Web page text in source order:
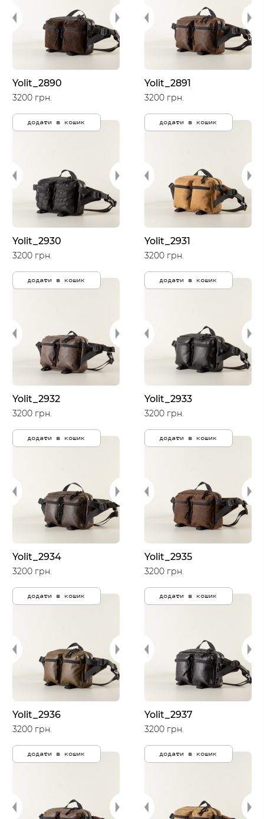
Yolit_2890
3200 грн.
додати в кошик
Yolit_2891
3200 грн.
додати в кошик
Yolit_2930
3200 грн.
додати в кошик
Yolit_2931
3200 грн.
додати в кошик
Yolit_2932
3200 грн.
додати в кошик
Yolit_2933
3200 грн.
додати в кошик
Yolit_2934
3200 грн.
додати в кошик
Yolit_2935
3200 грн.
додати в кошик
Yolit_2936
3200 грн.
додати в кошик
Yolit_2937
3200 грн.
додати в кошик